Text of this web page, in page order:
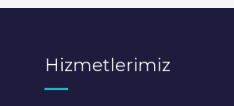
Hizmetlerimiz